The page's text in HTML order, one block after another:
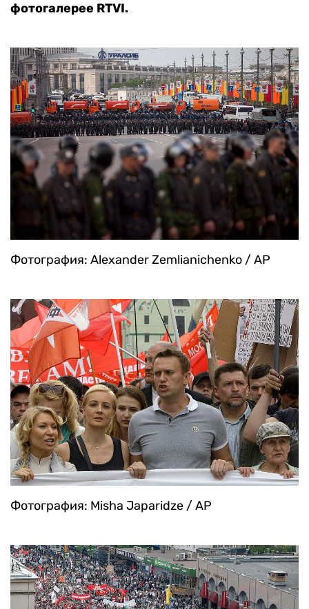
фотогалерее RTVI.
Фотография: Alexander Zemlianichenko / AP
Фотография: Misha Japaridze / AP